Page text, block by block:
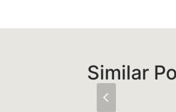
Similar